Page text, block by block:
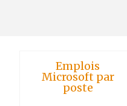
Emplois
Microsoft par
poste